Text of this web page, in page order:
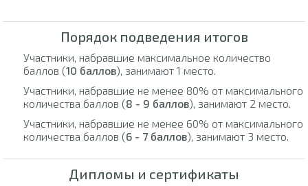
Порядок подведения итогов
Участники, набравшие максимальное количество
баллов (10 баллов), занимают 1 место.
Участники, набравшие не менее 80% от максимального
количества баллов (8 - 9 баллов), занимают 2 место.
Участники, набравшие не менее 60% от максимального
количества баллов (6 - 7 баллов), занимают 3 место.
Дипломы и сертификаты